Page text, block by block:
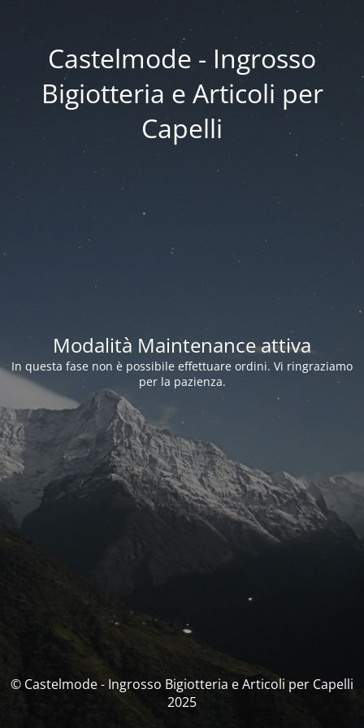
Castelmode - Ingrosso
Bigiotteria e Articoli per
Capelli
Modalità Maintenance attiva
In questa fase non è possibile effettuare ordini. Vi ringraziamo
per la pazienza.
© Castelmode - Ingrosso Bigiotteria e Articoli per Capelli
2025